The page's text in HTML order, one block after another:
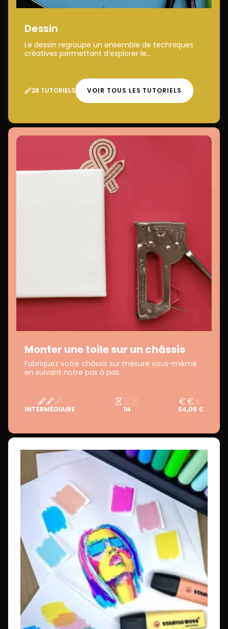
Dessin
Le dessin regroupe un ensemble de techniques
créatives permettant d’explorer le...
28 TUTORIELS VOIR TOUS LES TUTORIELS
Monter une toile sur un châssis
Fabriquez votre châssis sur mesure vous-même
en suivant notre pas à pas.
INTERMÉDIAIRE 1H 54,05 €